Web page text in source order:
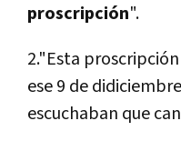
proscripción".
2."Esta
ese 9 de
escuchaban que